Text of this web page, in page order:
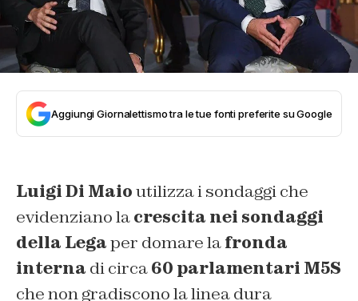
Aggiungi Giornalettismo tra le tue fonti preferite su Google
Luigi Di Maioutilizza i sondaggi che
evidenziano lacrescita nei sondaggi
della Legaper domare lafronda
interna di circa60 parlamentari M5S
che non gradiscono la linea dura